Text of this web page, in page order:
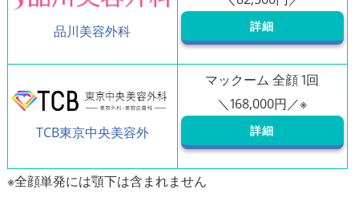
品川美容外科 詳細
TCB東京中央美容外
マックーム 全顔 1回
詳細